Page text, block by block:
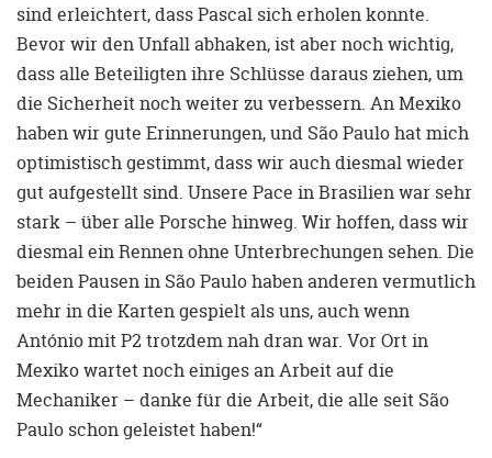
sind erleichtert, dass Pascal sich erholen konnte.
Bevor wir den Unfall abhaken, ist aber noch wichtig,
dass alle Beteiligten ihre Schlüsse daraus ziehen, um
die Sicherheit noch weiter zu verbessern. An Mexiko
haben wir gute Erinnerungen, und São Paulo hat mich
optimistisch gestimmt, dass wir auch diesmal wieder
gut aufgestellt sind. Unsere Pace in Brasilien war sehr
stark – über alle Porsche hinweg. Wir hoffen, dass wir
diesmal ein Rennen ohne Unterbrechungen sehen. Die
beiden Pausen in São Paulo haben anderen vermutlich
mehr in die Karten gespielt als uns, auch wenn
António mit P2 trotzdem nah dran war. Vor Ort in
Mexiko wartet noch einiges an Arbeit auf die
Mechaniker – danke für die Arbeit, die alle seit São
Paulo schon geleistet haben!“